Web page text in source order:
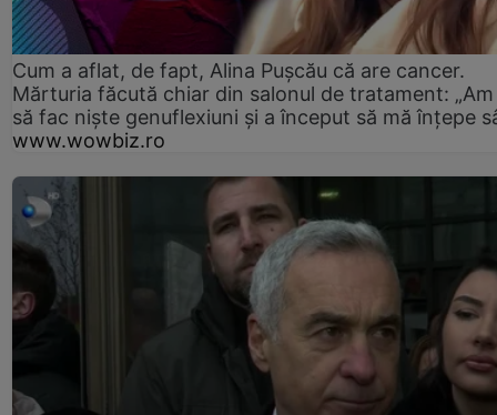
Cum a aflat, de fapt, Alina Pușcău că are cancer.
Mărturia făcută chiar din salonul de tratament:
să fac niște genuflexiuni și a început să mă înțepe
www.wowbiz.ro